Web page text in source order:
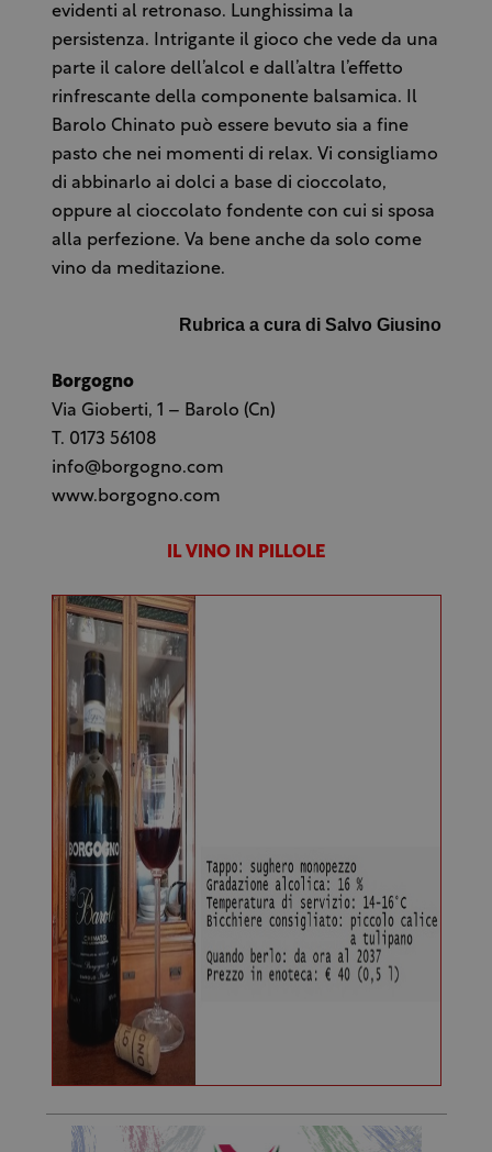
evidenti al retronaso. Lunghissima la
persistenza. Intrigante il gioco che vede da una
parte il calore dell’alcol e dall’altra l’effetto
rinfrescante della componente balsamica. Il
Barolo Chinato può essere bevuto sia a fine
pasto che nei momenti di relax. Vi consigliamo
di abbinarlo ai dolci a base di cioccolato,
oppure al cioccolato fondente con cui si sposa
alla perfezione. Va bene anche da solo come
vino da meditazione.
Rubrica a cura di Salvo Giusino
Borgogno
Via Gioberti, 1 – Barolo (Cn)
T. 0173 56108
info@borgogno.com
www.borgogno.com
IL VINO IN PILLOLE